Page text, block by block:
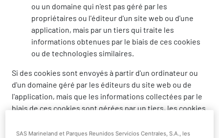
ou un domaine qui n'est pas géré par les
propriétaires ou l'éditeur d'un site web ou d'une
application, mais par un tiers qui traite les
informations obtenues par le biais de ces cookies
ou de technologies similaires.
Si des cookies sont envoyés à partir d'un ordinateur ou
d'un domaine géré par les éditeurs du site web ou de
l'application, mais que les informations collectées par le
biais de ces cookies sont gérées par un tiers, les cookies
tiers tant qu'ils seront utilisés par le tiers à ses propres
SAS Marineland et Parques Reunidos Servicios Centrales, S.A., les